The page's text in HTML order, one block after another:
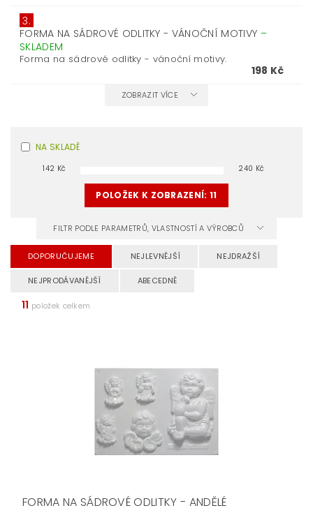
3.
FORMA NA SÁDROVÉ ODLITKY - VÁNOČNÍ MOTIVY –
SKLADEM
Forma na sádrové odlitky - vánoční motivy.
198 Kč
ZOBRAZIT VÍCE
NA SKLADĚ
142 Kč 240 Kč
POLOŽEK K ZOBRAZENÍ:11
FILTR PODLE PARAMETRŮ, VLASTNOSTÍ A VÝROBCŮ
DOPORUČUJEME NEJLEVNĚJŠÍ NEJDRAŽŠÍ
NEJPRODÁVANĚJŠÍ ABECEDNĚ
11 položek celkem
FORMA NA SÁDROVÉ ODLITKY - ANDĚLÉ